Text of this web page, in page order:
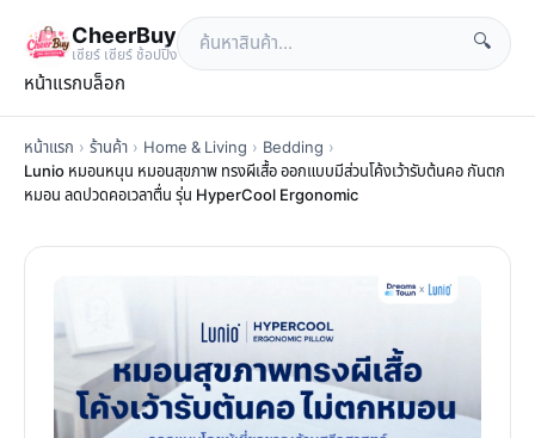
CheerBuy
เซียร์ เซียร์ ช้อปปิ้ง
🔍
หน้าแรกบล็อก
หน้าแรก › ร้านค้า › Home & Living › Bedding ›
Lunio หมอนหนุน หมอนสุขภาพ ทรงผีเสื้อ ออกแบบมีส่วนโค้งเว้ารับต้นคอ กันตก
หมอน ลดปวดคอเวลาตื่น รุ่น HyperCool Ergonomic